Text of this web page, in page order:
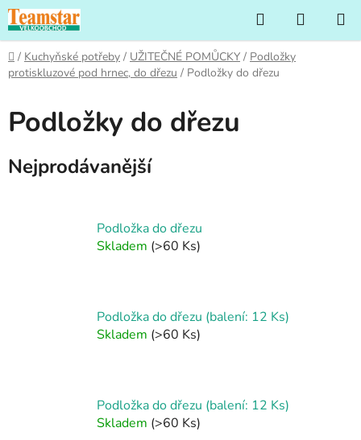
Přejít
na
obsah
Hledat
KOŠÍK
Domů
/ Kuchyňské potřeby / UŽITEČNÉ POMŮCKY / Podložky
protiskluzové pod hrnec, do dřezu / Podložky do dřezu
Podložky do dřezu
Nejprodávanější
Podložka do dřezu
Skladem (>60 Ks)
Podložka do dřezu (balení: 12 Ks)
Skladem (>60 Ks)
Podložka do dřezu (balení: 12 Ks)
Skladem (>60 Ks)